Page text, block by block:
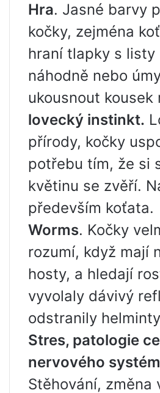
Hra. Jasné barvy
kočky, zejména
hraní tlapky s listy
náhodně nebo
ukousnout kousek
lovecký instinkt.
přírody, kočky
potřebu tím, že si
květinu se zvěří.
především koťata.
Worms. Kočky
rozumí, když mají
hosty, a hledají
vyvolaly dávivý
odstranily
Stres, patologie
nervového
Stěhování, změna